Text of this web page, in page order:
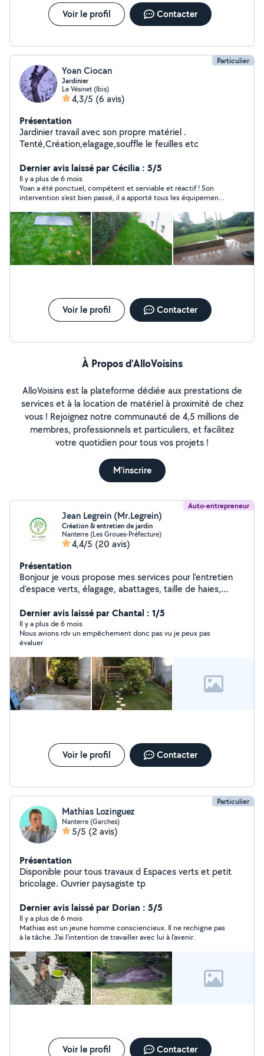
Voir le profil Contacter
Particulier
Yoan Ciocan
Jardinier
Le Vésinet (Ibis)
4,3/5 (6 avis)
Présentation
Jardinier travail avec son propre matériel .
Tenté,Création,elagage,souffle le feuilles etc
Dernier avis laissé par Cécilia : 5/5
Il y a plus de 6 mois
Yoan a été ponctuel, compétent et serviable et réactif ! Son
intervention s’est bien passé, il a apporté tous les équipements
ne manquerons pas de le recommander aux voisins.
Voir le profil Contacter
À Propos d’AlloVoisins
AlloVoisins est la plateforme dédiée aux prestations de
services et à la location de matériel à proximité de chez
vous ! Rejoignez notre communauté de 4,5 millions de
membres, professionnels et particuliers, et facilitez
votre quotidien pour tous vos projets !
M'inscrire
Auto-entrepreneur
Jean Legrein (Mr.Legrein)
Création & entretien de jardin
Nanterre (Les Groues-Préfecture)
4,4/5 (20 avis)
Présentation
Bonjour je vous propose mes services pour l'entretien
d'espace verts, élagage, abattages, taille de haies,
Pour tous renseignements n'hésitez pas à me contacter.
Jean Legrein
Dernier avis laissé par Chantal : 1/5
Il y a plus de 6 mois
Nous avions rdv un empêchement donc pas vu je peux pas
évaluer
Voir le profil Contacter
Particulier
Mathias Lozinguez
Nanterre (Garches)
5/5 (2 avis)
Présentation
Disponible pour tous travaux d Espaces verts et petit
bricolage. Ouvrier paysagiste tp
Dernier avis laissé par Dorian : 5/5
Il y a plus de 6 mois
Mathias est un jeune homme consciencieux. Il ne rechigne pas
à la tâche. J'ai l'intention de travailler avec lui à l'avenir.
Voir le profil Contacter